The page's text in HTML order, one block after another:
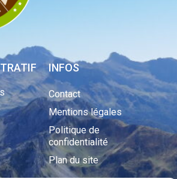
INFOS
Contact
Mentions légales
Politique de
confidentialité
Plan du site